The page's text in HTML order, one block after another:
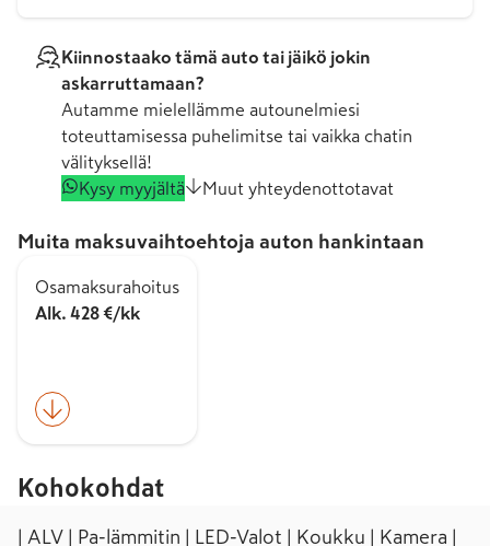
Kiinnostaako tämä auto tai jäikö jokin
askarruttamaan?
Autamme mielellämme autounelmiesi
toteuttamisessa puhelimitse tai vaikka chatin
välityksellä!
Kysy myyjältä
Muut yhteydenottotavat
Muita maksuvaihtoehtoja auton hankintaan
Osamaksurahoitus
Alk. 428 €/kk
Kohokohdat
| ALV | Pa-lämmitin | LED-Valot | Koukku | Kamera |